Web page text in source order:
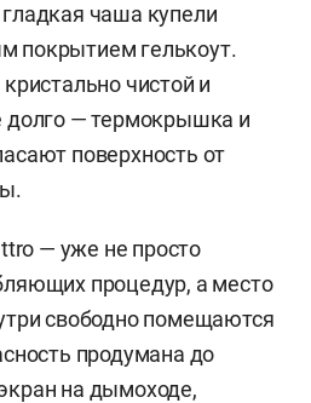
чаша купели
покрытием гелькоут.
чистой и
долго — термокрышка и
поверхность от
— уже не просто
процедур, а место
свободно помещаются
продумана до
на дымоходе,